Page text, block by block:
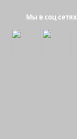
Мы в соц сетях